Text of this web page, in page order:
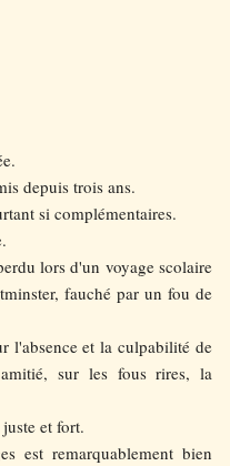
depuis trois ans.
si complémentaires.
lors d'un voyage scolaire
fauché par un fou de
l'absence et la culpabilité de
sur les fous rires, la
et fort.
est remarquablement bien